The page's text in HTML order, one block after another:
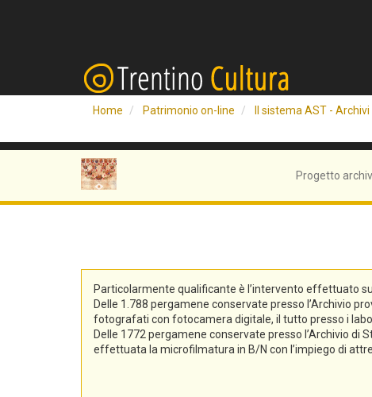
Home Patrimonio on-line Il sistema AST -
Progetto
Particolarmente qualificante è l’intervento effettuato
Delle 1.788 pergamene conservate presso l’Archivio
fotografati con fotocamera digitale, il tutto presso i
Delle 1772 pergamene conservate presso l’Archivio di
effettuata la microfilmatura in B/N con l’impiego di